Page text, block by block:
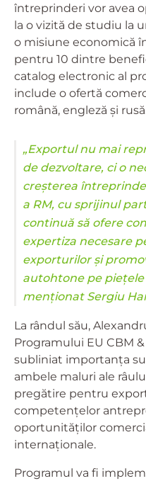
întreprinderi vor avea
la o vizită de studiu la
o misiune economică
pentru 10 dintre
catalog electronic al
include o ofertă
română, engleză și
„Exportul nu mai
de dezvoltare, ci o
creșterea
a RM, cu sprijinul
continuă să ofere
expertiza necesare
exporturilor și
autohtone pe
menționat Sergiu
La rândul său,
Programului EU CBM
subliniat importanța
ambele maluri ale
pregătire pentru
competențelor
oportunităților
internaționale.
Programul va fi